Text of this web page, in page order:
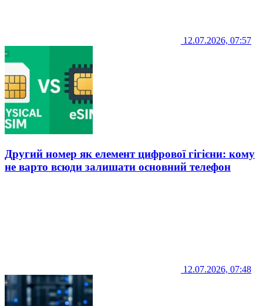
12.07.2026, 07:57
Другий номер як елемент цифрової гігієни: кому
не варто всюди залишати основний телефон
12.07.2026, 07:48